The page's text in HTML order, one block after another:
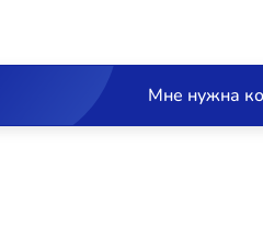
Мне нужна